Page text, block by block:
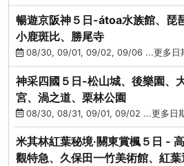
暢遊京阪神５日-átoa水族館、琵
小鹿斑比、勝尾寺
08/30, 09/01, 09/02, 09/06 ...更多日
神采四國５日-松山城、後樂園、
宮、渦之道、栗林公園
08/30, 08/31, 09/01, 09/02 ...更多日
米其林紅葉秘境‧關東賞楓５日 -
觀特急、久保田一竹美術館、紅